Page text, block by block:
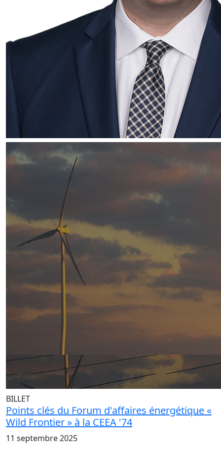
BILLET
Points clés du Forum d'affaires énergétique «
Wild Frontier » à la CEEA '74
11 septembre 2025